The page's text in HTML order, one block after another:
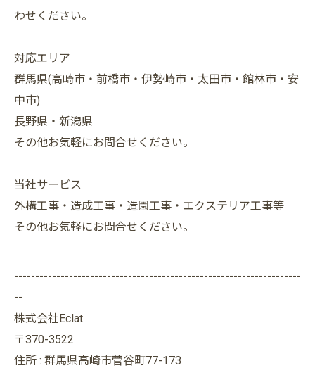
わせください。
対応エリア
群馬県(高崎市・前橋市・伊勢崎市・太田市・館林市・安
中市)
長野県・新潟県
その他お気軽にお問合せください。
当社サービス
外構工事・造成工事・造園工事・エクステリア工事等
その他お気軽にお問合せください。
--------------------------------------------------------------------
--
株式会社Eclat
〒370-3522
住所 : 群馬県高崎市菅谷町77-173